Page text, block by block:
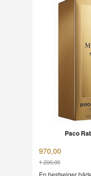
Paco
970,00
1 200,00
Rabatt